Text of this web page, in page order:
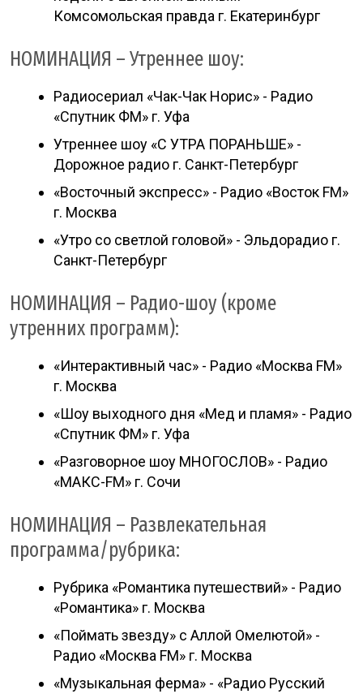
Комсомольская правда г. Екатеринбург
НОМИНАЦИЯ – Утреннее шоу:
Радиосериал «Чак-Чак Норис» - Радио
«Спутник ФМ» г. Уфа
Утреннее шоу «С УТРА ПОРАНЬШЕ» -
Дорожное радио г. Санкт-Петербург
«Восточный экспресс» - Радио «Восток FM»
г. Москва
«Утро со светлой головой» - Эльдорадио г.
Санкт-Петербург
НОМИНАЦИЯ – Радио-шоу (кроме
утренних программ):
«Интерактивный час» - Радио «Москва FM»
г. Москва
«Шоу выходного дня «Мед и пламя» - Радио
«Спутник ФМ» г. Уфа
«Разговорное шоу МНОГОСЛОВ» - Радио
«МАКС-FM» г. Сочи
НОМИНАЦИЯ – Развлекательная
программа/рубрика:
Рубрика «Романтика путешествий» - Радио
«Романтика» г. Москва
«Поймать звезду» с Аллой Омелютой» -
Радио «Москва FM» г. Москва
«Музыкальная ферма» - «Радио Русский